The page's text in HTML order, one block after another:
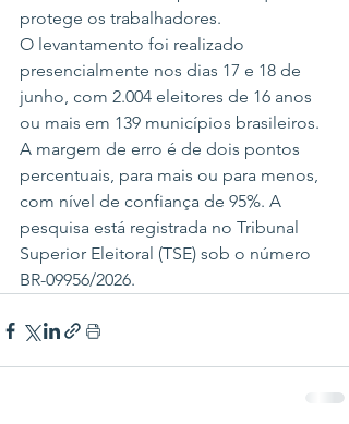
protege os trabalhadores.
O levantamento foi realizado
presencialmente nos dias 17 e 18 de
junho, com 2.004 eleitores de 16 anos
ou mais em 139 municípios brasileiros.
A margem de erro é de dois pontos
percentuais, para mais ou para menos,
com nível de confiança de 95%. A
pesquisa está registrada no Tribunal
Superior Eleitoral (TSE) sob o número
BR-09956/2026.